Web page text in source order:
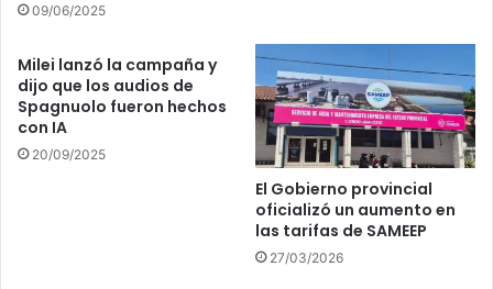
09/06/2025
Milei lanzó la campaña y
dijo que los audios de
Spagnuolo fueron hechos
con IA
20/09/2025
El Gobierno provincial
oficializó un aumento en
las tarifas de SAMEEP
27/03/2026